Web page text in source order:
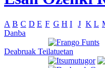
A B C D E F G H I J K L
Danba
Deabruak Teilatuetan